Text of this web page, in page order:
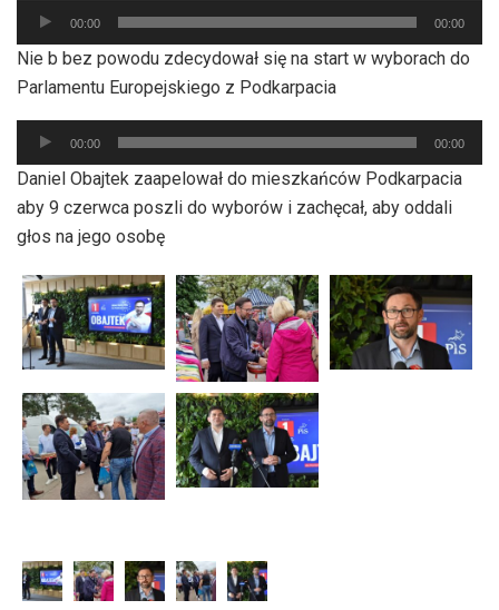
Odtwarzacz
plików
dźwiękowych
00:00 00:00
Nie b bez powodu zdecydował się na start w wyborach do
Parlamentu Europejskiego z Podkarpacia
Odtwarzacz
plików
dźwiękowych
00:00 00:00
Daniel Obajtek zaapelował do mieszkańców Podkarpacia
aby 9 czerwca poszli do wyborów i zachęcał, aby oddali
głos na jego osobę